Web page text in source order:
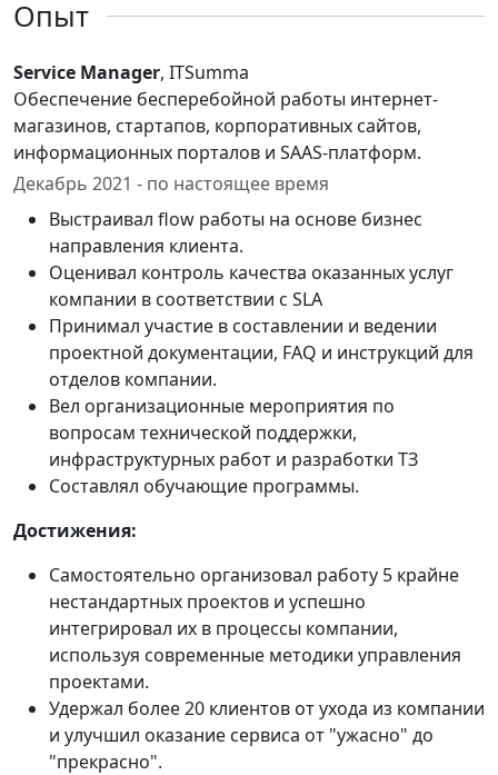
Опыт
Service Manager, ITSumma
Обеспечение бесперебойной работы интернет-
магазинов, стартапов, корпоративных сайтов,
информационных порталов и SAAS-платформ.
Декабрь 2021 - по настоящее время
Выстраивал flow работы на основе бизнес
направления клиента.
Оценивал контроль качества оказанных услуг
компании в соответствии с SLA
Принимал участие в составлении и ведении
проектной документации, FAQ и инструкций для
отделов компании.
Вел организационные мероприятия по
вопросам технической поддержки,
инфраструктурных работ и разработки ТЗ
Составлял обучающие программы.
Достижения:
Самостоятельно организовал работу 5 крайне
нестандартных проектов и успешно
интегрировал их в процессы компании,
используя современные методики управления
проектами.
Удержал более 20 клиентов от ухода из компании
и улучшил оказание сервиса от "ужасно" до
"прекрасно".